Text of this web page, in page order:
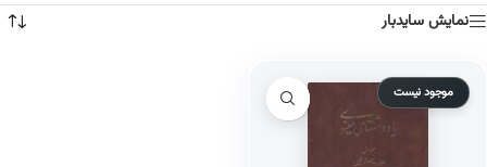
نمایش سایدبار
موجود نیست